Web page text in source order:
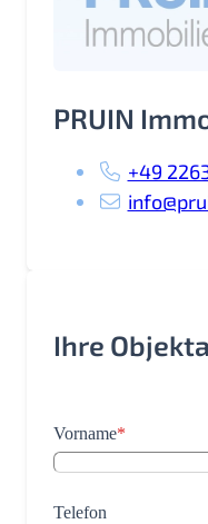
PRUIN
+49
Ihre
Vorname*
Telefon